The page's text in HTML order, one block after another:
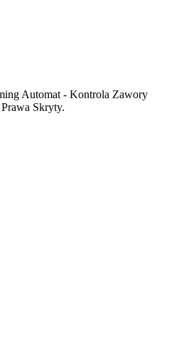
Automat - Kontrola Zawory
Skryty.